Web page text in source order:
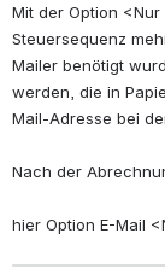
Mit der Option
Steuersequenz
Mailer benötigt
werden, die in
Mail-Adresse bei
Nach der
hier Option E-Mail